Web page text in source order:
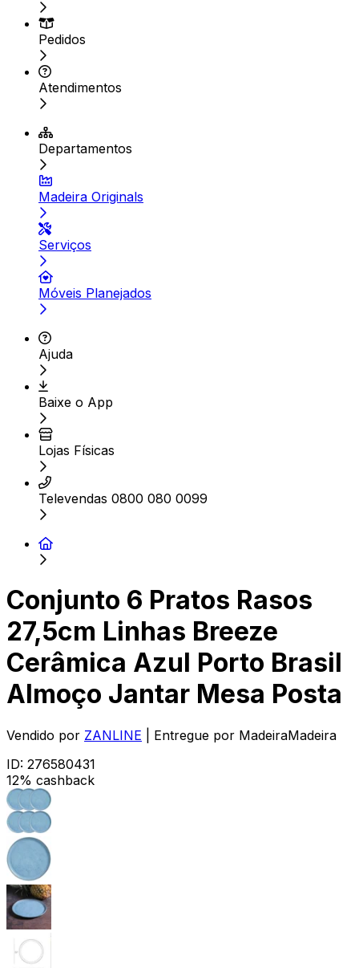
Pedidos
Atendimentos
Departamentos
Madeira Originals
Serviços
Móveis Planejados
Ajuda
Baixe o App
Lojas Físicas
Televendas 0800 080 0099
Conjunto 6 Pratos Rasos
27,5cm Linhas Breeze
Cerâmica Azul Porto Brasil
Almoço Jantar Mesa Posta
Vendido por ZANLINE | Entregue por MadeiraMadeira
ID: 276580431
12% cashback